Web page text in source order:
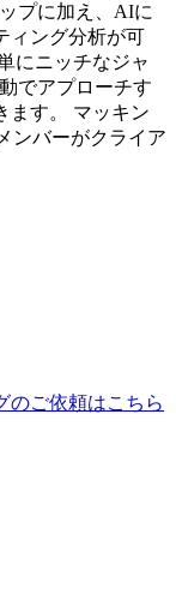
プに加え、AIに
ィング分析が可
にニッチなジャ
でアプローチす
ます。 マッキン
ンバーがクライア
のご依頼はこちら